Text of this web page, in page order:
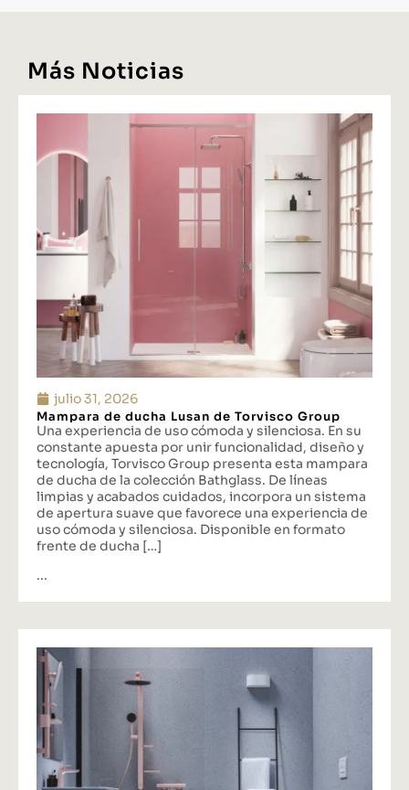
Más Noticias
julio 31, 2026
Mampara de ducha Lusan de Torvisco Group
Una experiencia de uso cómoda y silenciosa. En su
constante apuesta por unir funcionalidad, diseño y
tecnología, Torvisco Group presenta esta mampara
de ducha de la colección Bathglass. De líneas
limpias y acabados cuidados, incorpora un sistema
de apertura suave que favorece una experiencia de
uso cómoda y silenciosa. Disponible en formato
frente de ducha […]
...